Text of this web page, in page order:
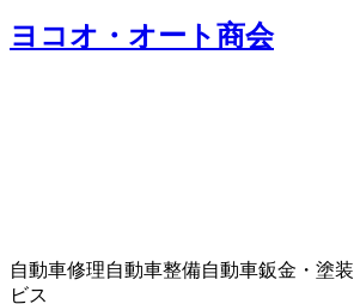
ヨコオ・オート商会
自動車修理自動車整備自動車鈑金・塗装
ビス